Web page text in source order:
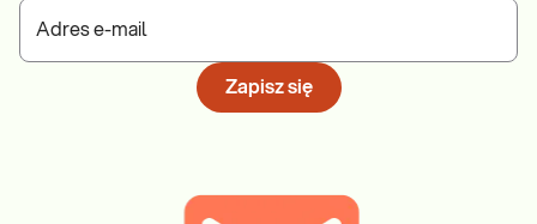
Adres e-mail
Zapisz się